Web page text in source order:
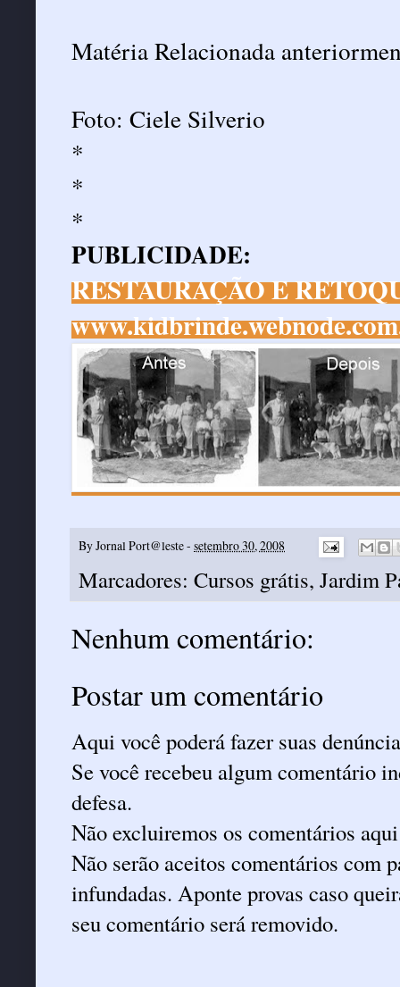
Matéria Relacionada
Foto: Ciele Silverio
*
*
*
PUBLICIDADE:
RESTAURAÇÃO E
ByJornal Port@leste- setembro 30, 2008
Marcadores: Cursos grátis, Jardim
Nenhum comentário:
Postar um comentário
Aqui você poderá fazer suas
Se você recebeu algum comentário
defesa.
Não excluiremos os comentários
Não serão aceitos comentários com
infundadas. Aponte provas caso
seu comentário será removido.